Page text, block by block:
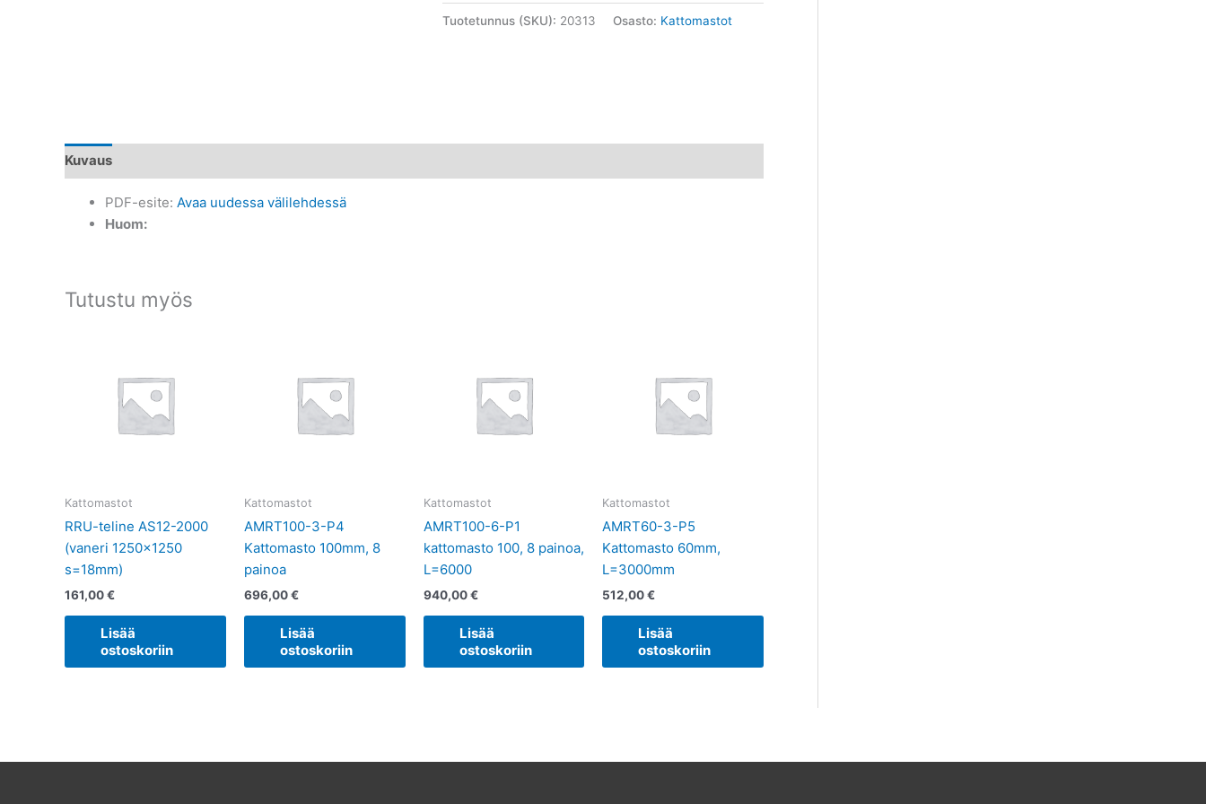
Tuotetunnus (SKU): 20313 Osasto: Kattomastot
Kuvaus
PDF-esite: Avaa uudessa välilehdessä
Huom:
Tutustu myös
Kattomastot
RRU-teline AS12-2000
(vaneri 1250×1250
s=18mm)
161,00€
Lisää
ostoskoriin
Kattomastot
AMRT100-3-P4
Kattomasto 100mm, 8
painoa
696,00€
Lisää
ostoskoriin
Kattomastot
AMRT100-6-P1
kattomasto 100, 8 painoa,
L=6000
940,00€
Lisää
ostoskoriin
Kattomastot
AMRT60-3-P5
Kattomasto 60mm,
L=3000mm
512,00€
Lisää
ostoskoriin